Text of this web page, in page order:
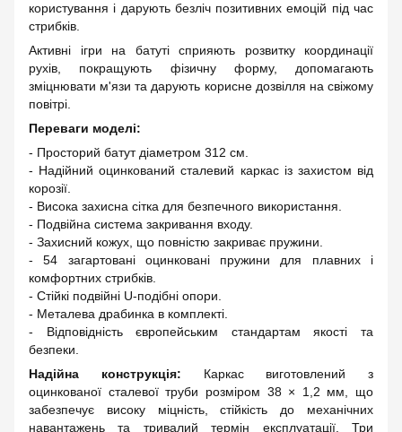
користування і дарують безліч позитивних емоцій під час
стрибків.
Активні ігри на батуті сприяють розвитку координації
рухів, покращують фізичну форму, допомагають
зміцнювати м'язи та дарують корисне дозвілля на свіжому
повітрі.
Переваги моделі:
- Просторий батут діаметром 312 см.
- Надійний оцинкований сталевий каркас із захистом від
корозії.
- Висока захисна сітка для безпечного використання.
- Подвійна система закривання входу.
- Захисний кожух, що повністю закриває пружини.
- 54 загартовані оцинковані пружини для плавних і
комфортних стрибків.
- Стійкі подвійні U-подібні опори.
- Металева драбинка в комплекті.
- Відповідність європейським стандартам якості та
безпеки.
Надійна конструкція: Каркас виготовлений з
оцинкованої сталевої труби розміром 38 × 1,2 мм, що
забезпечує високу міцність, стійкість до механічних
навантажень та тривалий термін експлуатації. Три